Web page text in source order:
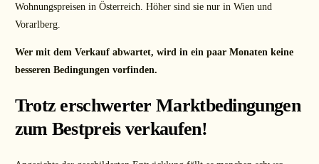
Wohnungspreisen in Österreich. Höher sind sie nur in Wien und
Vorarlberg.
Wer mit dem Verkauf abwartet, wird in ein paar Monaten keine
besseren Bedingungen vorfinden.
Trotz erschwerter Marktbedingungen
zum Bestpreis verkaufen!